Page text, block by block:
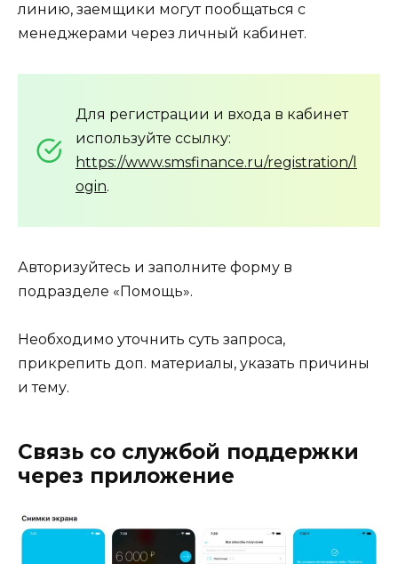
линию, заемщики могут пообщаться с
менеджерами через личный кабинет.
Для регистрации и входа в кабинет
используйте ссылку:
https://www.smsfinance.ru/registration/l
ogin.
Авторизуйтесь и заполните форму в
подразделе «Помощь».
Необходимо уточнить суть запроса,
прикрепить доп. материалы, указать причины
и тему.
Связь со службой поддержки
через приложение